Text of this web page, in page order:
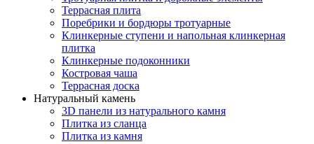
Террасная плита
Поребрики и бордюры тротуарные
Клинкерные ступени и напольная клинкерная
плитка
Клинкерные подоконники
Костровая чаша
Террасная доска
Натуральный камень
3D панели из натурального камня
Плитка из сланца
Плитка из камня